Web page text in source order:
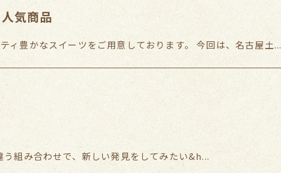
気商品
ィ豊かなスイーツをご用意しております。 今回は、名古屋土...
組み合わせで、新しい発見をしてみたい&h...